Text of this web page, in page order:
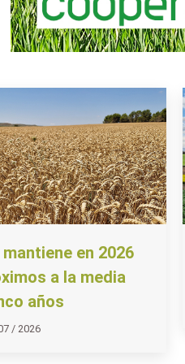
en 2026
a la media
años
/ 2026